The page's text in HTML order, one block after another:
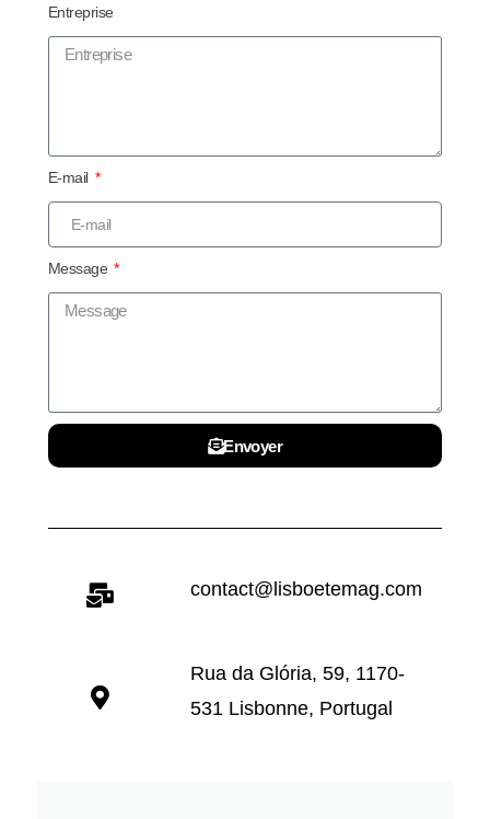
Entreprise
E-mail
Message
Envoyer
contact@lisboetemag.com
Rua da Glória, 59, 1170-
531 Lisbonne, Portugal